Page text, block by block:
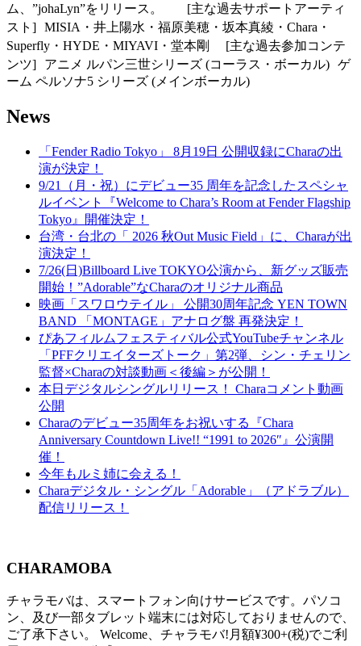
ム、”johaLyn”をリリース。 [主な過去サポートアーティ
スト] MISIA・井上陽水・福原美穂・坂本真綾・Chara・
Superfly・HYDE・MIYAVI・堂本剛 [主な過去参加コンテ
ンツ] アニメ ルパン三世シリーズ (コーラス・ボーカル) ゲ
ーム ペルソナ5 シリーズ (メインボーカル)
News
「Fender Radio Tokyo」 8月19日 公開収録にCharaの出
演が決定！
9/21（月・祝）にデビュー35 周年を記念したスペシャ
ルイベント『Welcome to Chara’s Room at Fender Flagship
Tokyo』開催決定！
台湾・台北の「 2026 秋Out Music Field」に、Charaが出
演決定！
7/26(日)Billboard Live TOKYO公演から、新グッズ販売
開始！”Adorable”なCharaのオリジナル商品
映画「スワロウテイル」 公開30周年記念 YEN TOWN
BAND 「MONTAGE」アナログ盤 再発決定！
ぴあフィルムフェスティバル公式YouTubeチャンネル
「PFFクリエイターズトーク」第2弾、シン・チェリン
監督×Charaの対談動画＜後編＞が公開！
本日デジタルシングルリリース！ Charaコメント動画
公開
Charaのデビュー35周年をお祝いする『Chara
Anniversary Countdown Live!! “1991 to 2026″』公演開
催！
今年もルミ姉に会える！
Charaデジタル・シングル「Adorable」（アドラブル）
配信リリース！
CHARAMOBA
チャラモバは、スマートフォン向けサービスです。パソコ
ン、及び一部タブレット端末には対応しておりませんので、
ご了承下さい。 Welcome、チャラモバ!月額¥300+(税)でご利